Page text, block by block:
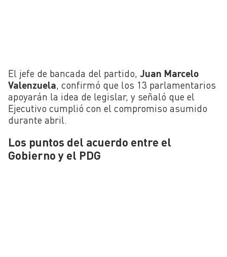
El jefe de bancada del partido, Juan Marcelo
Valenzuela, confirmó que los 13 parlamentarios
apoyarán la idea de legislar, y señaló que el
Ejecutivo cumplió con el compromiso asumido
durante abril.
Los puntos del acuerdo entre el
Gobierno y el PDG